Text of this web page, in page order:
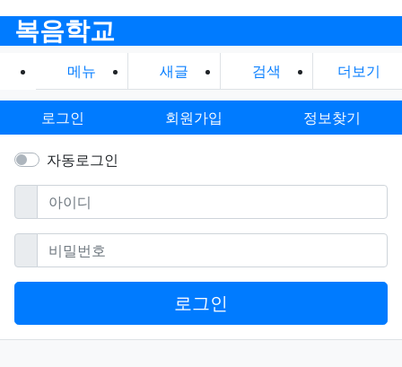
복음학교
메뉴 새글 검색 더보기
로그인 회원가입 정보찾기
자동로그인
아이디필수
비밀번호필수
로그인